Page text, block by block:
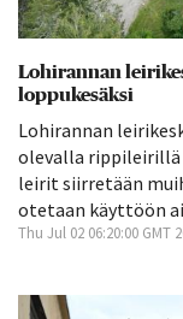
Lohirannan
loppukesäksi
Lohirannan
olevalla rippileirillä
leirit siirretään
otetaan käyttöön
Thu Jul 02 06:20:00 GMT